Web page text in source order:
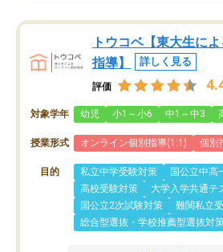
トウコベ【東大生に
指導】
詳しく見る
評価
対象学年 幼児 小1～小6 中1～中3
授業形式 オンライン個別指導(1:1) 個別
目的 私立中学受験対策
国公立中高
高校受験対策
大学入学共通テ
国公立2次試験対策
難関私立
総合型選抜・学校推薦型選抜対